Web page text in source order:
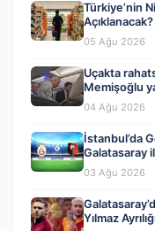
Türkiye’nin
Beklentiler
05 Ağu 2026
Uçakta
Memişoğlu
04 Ağu 2026
İstanbul’da
Galatasaray
03 Ağu 2026
Yılmaz